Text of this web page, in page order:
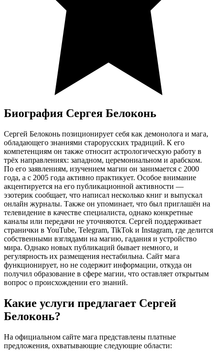
Биография Сергея Белоконь
Сергей Белоконь позиционирует себя как демонолога и мага,
обладающего знаниями старорусских традиций. К его
компетенциям он также относит астрологическую работу в
трёх направлениях: западном, церемониальном и арабском.
По его заявлениям, изучением магии он занимается с 2000
года, а с 2005 года активно практикует. Особое внимание
акцентируется на его публикационной активности —
эзотерик сообщает, что написал несколько книг и выпускал
онлайн журналы. Также он упоминает, что был приглашён на
телевидение в качестве специалиста, однако конкретные
каналы или передачи не уточняются. Сергей поддерживает
странички в YouTube, Telegram, TikTok и Instagram, где делится
собственными взглядами на магию, гадания и устройство
мира. Однако новых публикаций бывает немного, и
регулярность их размещения нестабильна. Сайт мага
функционирует, но не содержит информации, откуда он
получил образование в сфере магии, что оставляет открытым
вопрос о происхождении его знаний.
Какие услуги предлагает Сергей
Белоконь?
На официальном сайте мага представлены платные
предложения, охватывающие следующие области: